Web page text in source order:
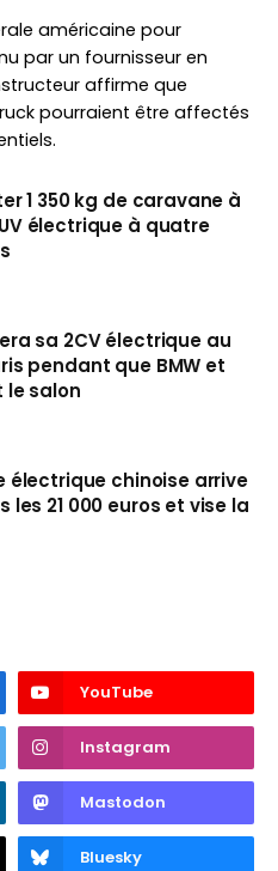
américaine pour
par un fournisseur en
affirme que
pourraient être affectés
1 350 kg de caravane à
électrique à quatre
sa 2CV électrique au
pendant que BMW et
le salon
électrique chinoise arrive
les 21 000 euros et vise la
YouTube
Instagram
Mastodon
Bluesky